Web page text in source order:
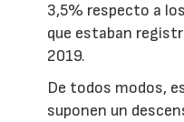
3,5% respecto a
que estaban
2019.
De todos modos,
suponen un